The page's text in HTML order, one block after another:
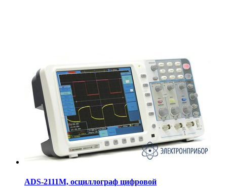
ADS-2111M, осциллограф цифровой